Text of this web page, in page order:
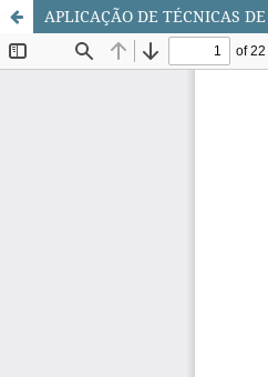
APLICAÇÃO DE TÉCNICAS